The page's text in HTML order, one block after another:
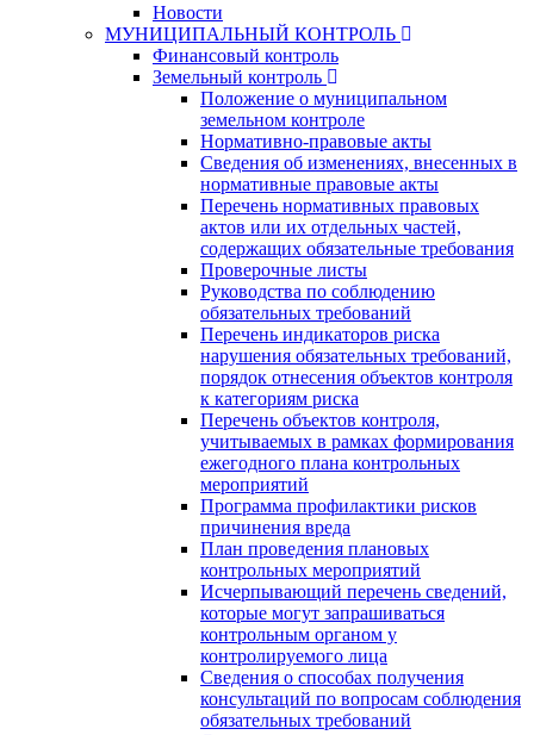
Новости
МУНИЦИПАЛЬНЫЙ КОНТРОЛЬ
Финансовый контроль
Земельный контроль
Положение о муниципальном
земельном контроле
Нормативно-правовые акты
Сведения об изменениях, внесенных в
нормативные правовые акты
Перечень нормативных правовых
актов или их отдельных частей,
содержащих обязательные требования
Проверочные листы
Руководства по соблюдению
обязательных требований
Перечень индикаторов риска
нарушения обязательных требований,
порядок отнесения объектов контроля
к категориям риска
Перечень объектов контроля,
учитываемых в рамках формирования
ежегодного плана контрольных
мероприятий
Программа профилактики рисков
причинения вреда
План проведения плановых
контрольных мероприятий
Исчерпывающий перечень сведений,
которые могут запрашиваться
контрольным органом у
контролируемого лица
Сведения о способах получения
консультаций по вопросам соблюдения
обязательных требований